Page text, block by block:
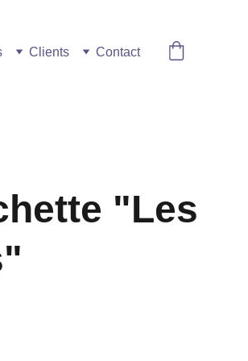
Clients Contact
"Les